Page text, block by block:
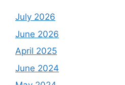
July 2026
June 2026
April 2025
June 2024